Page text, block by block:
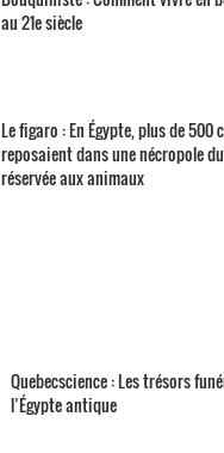
au 21e siècle
Le figaro : En Égypte, plus de 500
reposaient dans une nécropole
réservée aux animaux
Quebecscience : Les trésors
l’Égypte antique